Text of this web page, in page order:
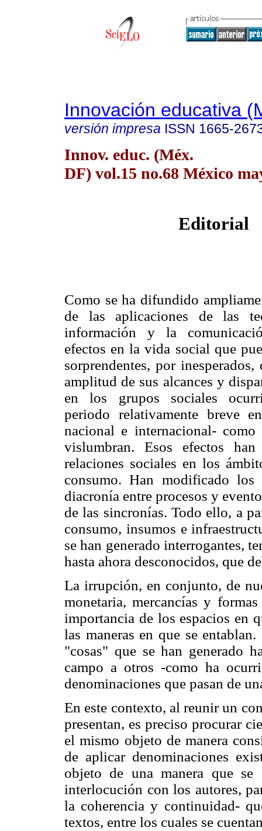
Innovación educativa
versión impresa ISSN 1665-
Innov. educ. (Méx.
DF) vol.15 no.68 México
Editorial
Como se ha difundido
de las aplicaciones de las
información y la
efectos en la vida social que
sorprendentes, por
amplitud de sus alcances y
en los grupos sociales
periodo relativamente breve
nacional e internacional-
vislumbran. Esos efectos
relaciones sociales en los
consumo. Han modificado
diacronía entre procesos y
de las sincronías. Todo ello, a
consumo, insumos e
se han generado interrogantes,
hasta ahora desconocidos, que
La irrupción, en conjunto, de
monetaria, mercancías y
importancia de los espacios en
las maneras en que se
"cosas" que se han generado
campo a otros -como ha
denominaciones que pasan de
En este contexto, al reunir un
presentan, es preciso procurar
el mismo objeto de manera
de aplicar denominaciones
objeto de una manera que se
interlocución con los autores,
la coherencia y continuidad-
textos, entre los cuales se